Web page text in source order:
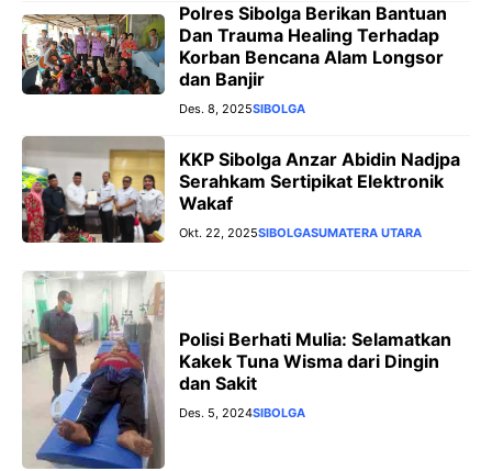
Polres Sibolga Berikan Bantuan
Dan Trauma Healing Terhadap
Korban Bencana Alam Longsor
dan Banjir
Des. 8, 2025SIBOLGA
KKP Sibolga Anzar Abidin Nadjpa
Serahkam Sertipikat Elektronik
Wakaf
Okt. 22, 2025SIBOLGASUMATERA UTARA
Polisi Berhati Mulia: Selamatkan
Kakek Tuna Wisma dari Dingin
dan Sakit
Des. 5, 2024SIBOLGA